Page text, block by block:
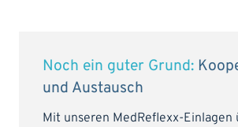
Noch ein guter Grund:
und Austausch
Mit unseren MedReflexx-Einlagen